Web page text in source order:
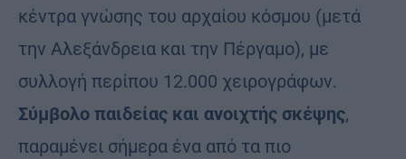
κέντρα γνώσης του αρχαίου κόσμου (μετά
την Αλεξάνδρεια και την Πέργαμο), με
συλλογή περίπου 12.000 χειρογράφων.
Σύμβολο παιδείας και ανοιχτής σκέψης,
παραμένει σήμερα ένα από τα πιο